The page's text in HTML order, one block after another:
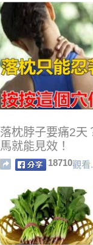
落枕脖子要痛2天
馬就能見效！
18710觀看.